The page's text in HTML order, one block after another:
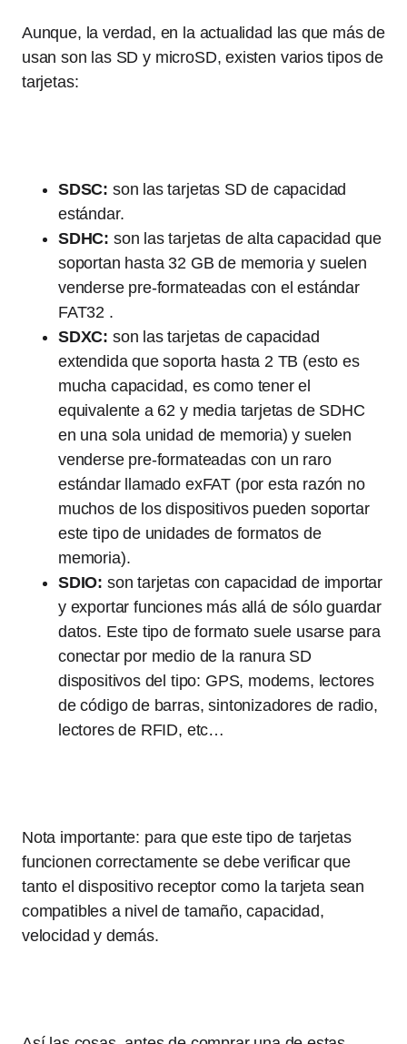
Aunque, la verdad, en la actualidad las que más de
usan son las SD y microSD, existen varios tipos de
tarjetas:
SDSC: son las tarjetas SD de capacidad
estándar.
SDHC: son las tarjetas de alta capacidad que
soportan hasta 32 GB de memoria y suelen
venderse pre-formateadas con el estándar
FAT32 .
SDXC: son las tarjetas de capacidad
extendida que soporta hasta 2 TB (esto es
mucha capacidad, es como tener el
equivalente a 62 y media tarjetas de SDHC
en una sola unidad de memoria) y suelen
venderse pre-formateadas con un raro
estándar llamado exFAT (por esta razón no
muchos de los dispositivos pueden soportar
este tipo de unidades de formatos de
memoria).
SDIO: son tarjetas con capacidad de importar
y exportar funciones más allá de sólo guardar
datos. Este tipo de formato suele usarse para
conectar por medio de la ranura SD
dispositivos del tipo: GPS, modems, lectores
de código de barras, sintonizadores de radio,
lectores de RFID, etc…
Nota importante: para que este tipo de tarjetas
funcionen correctamente se debe verificar que
tanto el dispositivo receptor como la tarjeta sean
compatibles a nivel de tamaño, capacidad,
velocidad y demás.